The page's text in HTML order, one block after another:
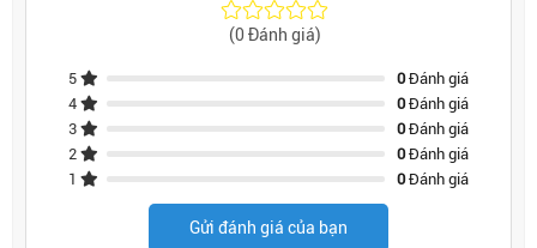
(0 Đánh giá)
5 0Đánh giá
4
0Đánh giá
3
0Đánh giá
2
0Đánh giá
1
0Đánh giá
Gửi đánh giá của bạn